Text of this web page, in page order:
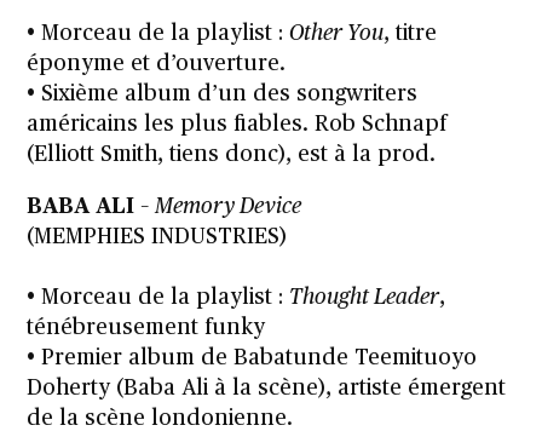
• Morceau de la playlist :Other You, titre
éponyme et d’ouverture.
• Sixième album d’un des songwriters
américains les plus fiables. Rob Schnapf
(Elliott Smith, tiens donc), est à la prod.
BABA ALI –Memory Device
(MEMPHIES INDUSTRIES)
• Morceau de la playlist : Thought Leader,
ténébreusement funky
• Premier album de Babatunde Teemituoyo
Doherty (Baba Ali à la scène), artiste émergent
de la scène londonienne.